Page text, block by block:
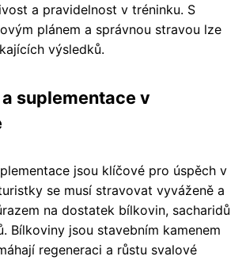
a pravidelnost v tréninku. S
plánem a správnou stravou lze
výsledků.
suplementace v
jsou klíčové pro úspěch v
se musí stravovat vyváženě a
na dostatek bílkovin, sacharidů
Bílkoviny jsou stavebním kamenem
regeneraci a růstu svalové